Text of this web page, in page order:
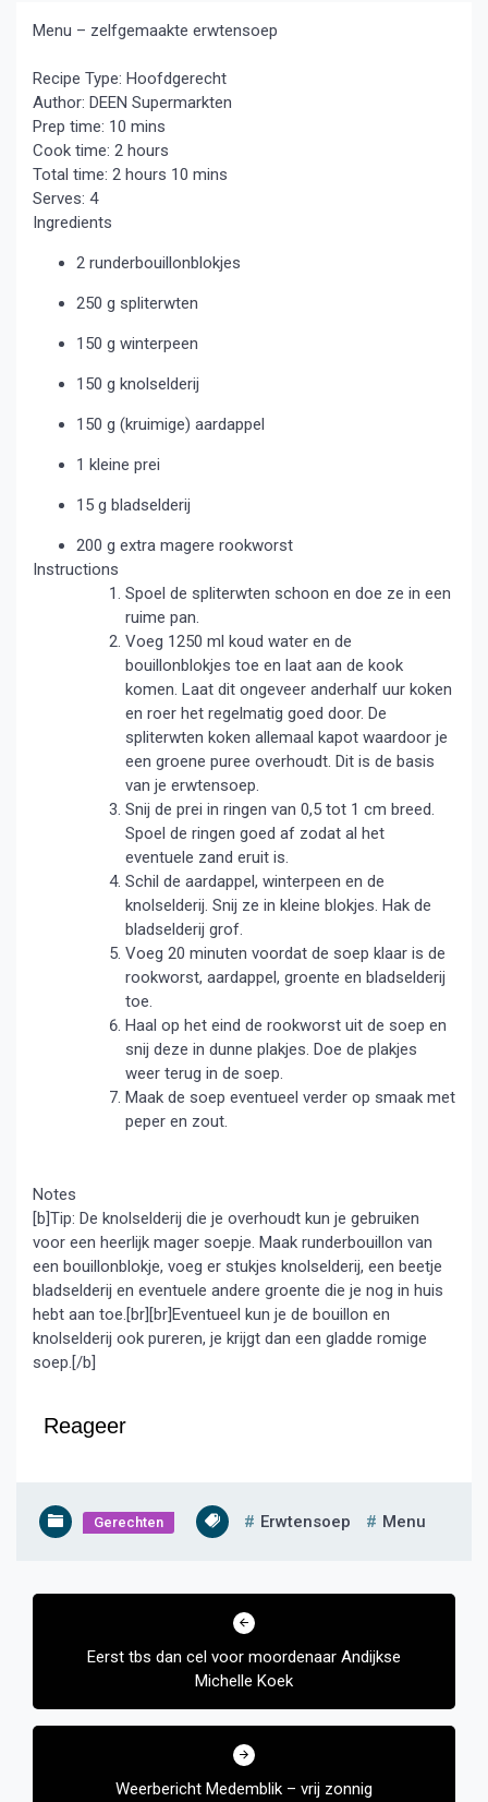
Menu – zelfgemaakte erwtensoep
Recipe Type: Hoofdgerecht
Author: DEEN Supermarkten
Prep time: 10 mins
Cook time: 2 hours
Total time: 2 hours 10 mins
Serves: 4
Ingredients
2 runderbouillonblokjes
250 g spliterwten
150 g winterpeen
150 g knolselderij
150 g (kruimige) aardappel
1 kleine prei
15 g bladselderij
200 g extra magere rookworst
Instructions
Spoel de spliterwten schoon en doe ze in een
ruime pan.
Voeg 1250 ml koud water en de
bouillonblokjes toe en laat aan de kook
komen. Laat dit ongeveer anderhalf uur koken
en roer het regelmatig goed door. De
spliterwten koken allemaal kapot waardoor je
een groene puree overhoudt. Dit is de basis
van je erwtensoep.
Snij de prei in ringen van 0,5 tot 1 cm breed.
Spoel de ringen goed af zodat al het
eventuele zand eruit is.
Schil de aardappel, winterpeen en de
knolselderij. Snij ze in kleine blokjes. Hak de
bladselderij grof.
Voeg 20 minuten voordat de soep klaar is de
rookworst, aardappel, groente en bladselderij
toe.
Haal op het eind de rookworst uit de soep en
snij deze in dunne plakjes. Doe de plakjes
weer terug in de soep.
Maak de soep eventueel verder op smaak met
peper en zout.
Notes
[b]Tip: De knolselderij die je overhoudt kun je gebruiken
voor een heerlijk mager soepje. Maak runderbouillon van
een bouillonblokje, voeg er stukjes knolselderij, een beetje
bladselderij en eventuele andere groente die je nog in huis
hebt aan toe.[br][br]Eventueel kun je de bouillon en
knolselderij ook pureren, je krijgt dan een gladde romige
soep.[/b]
Reageer
Gerechten Erwtensoep Menu
Bericht
Eerst tbs dan cel voor moordenaar Andijkse
Michelle Koek
Weerbericht Medemblik – vrij zonnig